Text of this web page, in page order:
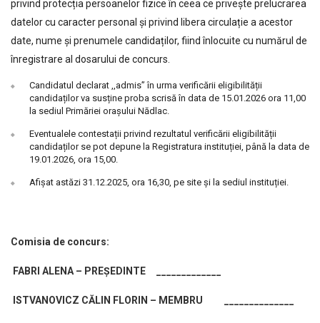
privind protecția persoanelor fizice în ceea ce privește prelucrarea
datelor cu caracter personal și privind libera circulație a acestor
date, nume și prenumele candidaților, fiind înlocuite cu numărul de
înregistrare al dosarului de concurs.
Candidatul declarat ,,admis” în urma verificării eligibilității
candidaților va susține proba scrisă în data de 15.01.2026 ora 11,00
la sediul Primăriei oraşului Nădlac.
Eventualele contestații privind rezultatul verificării eligibilității
candidaților se pot depune la Registratura instituției, până la data de
19.01.2026, ora 15,00.
Afișat astăzi 31.12.2025, ora 16,30, pe site și la sediul instituției.
Comisia de concurs:
FABRI ALENA – PREȘEDINTE _____________
ISTVANOVICZ CĂLIN FLORIN – MEMBRU ______________